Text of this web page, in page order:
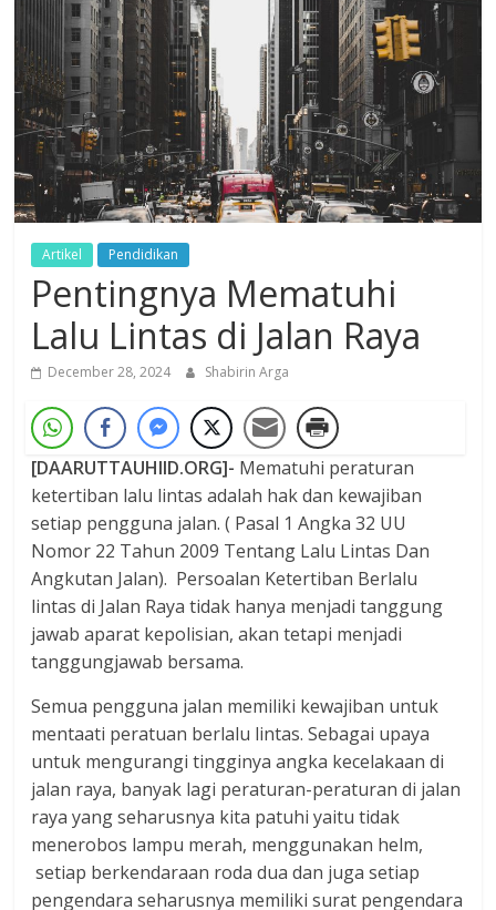
Dzikir,
Fikir,
Ikhtiar
Artikel Pendidikan
Pentingnya Mematuhi
Lalu Lintas di Jalan Raya
December 28, 2024 Shabirin Arga
[DAARUTTAUHIID.ORG]- Mematuhi peraturan
ketertiban lalu lintas adalah hak dan kewajiban
setiap pengguna jalan. ( Pasal 1 Angka 32 UU
Nomor 22 Tahun 2009 Tentang Lalu Lintas Dan
Angkutan Jalan). Persoalan Ketertiban Berlalu
lintas di Jalan Raya tidak hanya menjadi tanggung
jawab aparat kepolisian, akan tetapi menjadi
tanggungjawab bersama.
Semua pengguna jalan memiliki kewajiban untuk
mentaati peratuan berlalu lintas. Sebagai upaya
untuk mengurangi tingginya angka kecelakaan di
jalan raya, banyak lagi peraturan-peraturan di jalan
raya yang seharusnya kita patuhi yaitu tidak
menerobos lampu merah, menggunakan helm,
setiap berkendaraan roda dua dan juga setiap
pengendara seharusnya memiliki surat pengendara